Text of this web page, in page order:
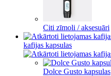
Citi zīmoli / aksesuāri
kafijas kapsulas
Dolce Gusto kapsulas